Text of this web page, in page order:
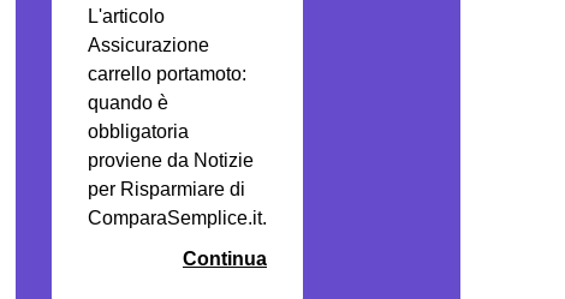
L'articolo
Assicurazione
carrello portamoto:
quando è
obbligatoria
proviene da Notizie
per Risparmiare di
ComparaSemplice.it.
Continua